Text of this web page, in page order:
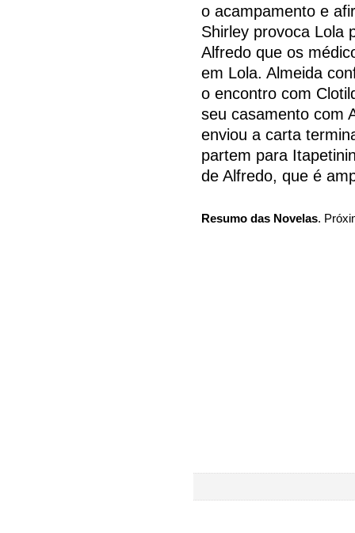
o acampamento e
Shirley provoca Lola
Alfredo que os
em Lola. Almeida
o encontro com
seu casamento com
enviou a carta
partem para
de Alfredo, que é
Resumo das Novelas.